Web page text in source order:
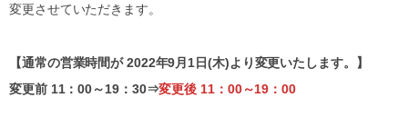
変更させていただきます。
【通常の営業時間が 2022年9月1日(木)より変更いたします。】
変更前 11：00～19：30⇒変更後 11：00～19：00